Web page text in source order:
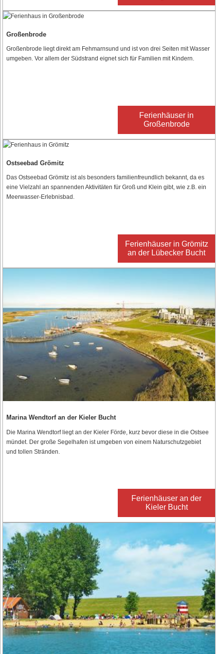
Großenbrode
Großenbrode liegt direkt am Fehmarnsund und ist von drei Seiten mit Wasser
umgeben. Vor allem der Südstrand eignet sich für Familien mit Kindern.
Ferienhäuser in
Großenbrode
Ostseebad Grömitz
Das Ostseebad Grömitz ist als besonders familienfreundlich bekannt, da es
eine Vielzahl an spannenden Aktivitäten für Groß und Klein gibt, wie z.B. ein
Meerwasser-Erlebnisbad.
Ferienhäuser in Grömitz
an der Lübecker Bucht
Marina Wendtorf an der Kieler Bucht
Die Marina Wendtorf liegt an der Kieler Förde, kurz bevor diese in die Ostsee
mündet. Der große Segelhafen ist umgeben von einem Naturschutzgebiet
und tollen Stränden.
Ferienhäuser an der
Kieler Bucht